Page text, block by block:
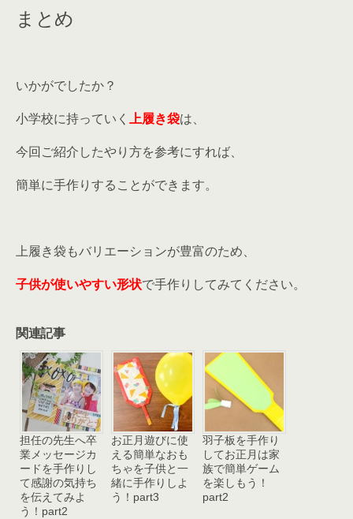
まとめ
いかがでしたか？
小学校に持っていく 上履き袋は、
今回ご紹介したやり方を参考にすれば、
簡単に手作りすることができます。
上履き袋もバリエーションが豊富のため、
子供が使いやすい形状で手作りしてみてください。
関連記事
担任の先生へ卒
業メッセージカ
ードを手作りし
て感謝の気持ち
を伝えてみよ
う！part2
お正月遊びに使
える簡単なおも
ちゃを子供と一
緒に手作りしよ
う！part3
羽子板を手作り
してお正月は家
族で簡単ゲーム
を楽しもう！
part2